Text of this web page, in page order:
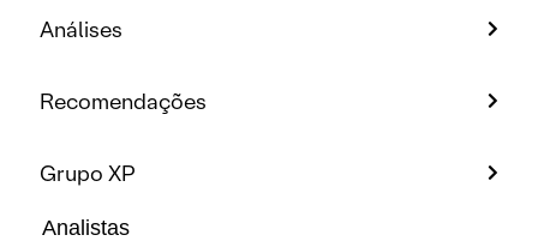
Análises
Recomendações
Grupo XP
Analistas